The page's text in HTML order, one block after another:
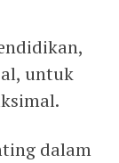
untuk
dalam